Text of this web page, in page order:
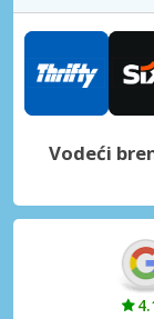
Vodeći